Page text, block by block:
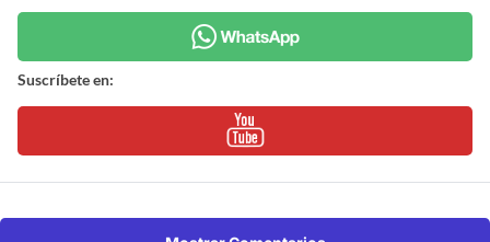
Suscríbete en: